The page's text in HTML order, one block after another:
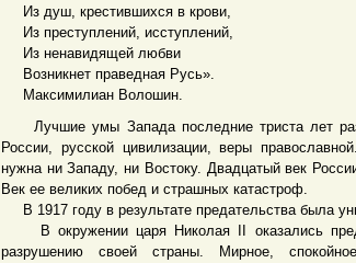
Из душ, крестившихся в крови,
Из преступлений, исступлений,
Из ненавидящей любви
Возникнет праведная Русь».
Максимилиан Волошин.
Лучшие умы Запада последние триста лет
России, русской цивилизации, веры
нужна ни Западу, ни Востоку. Двадцатый век
Век ее великих побед и страшных катастроф.
В 1917 году в результате предательства была
В окружении царя Николая II оказались
разрушению своей страны. Мирное,